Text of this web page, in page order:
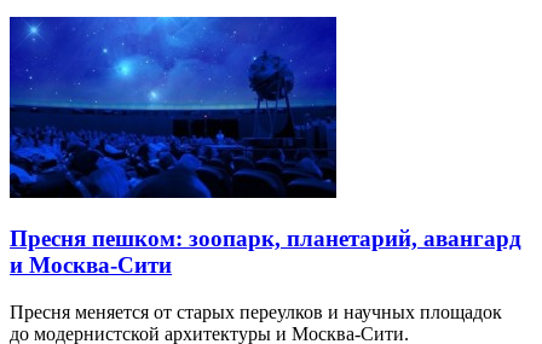
Пресня пешком: зоопарк, планетарий, авангард
и Москва-Сити
Пресня меняется от старых переулков и научных площадок
до модернистской архитектуры и Москва-Сити.